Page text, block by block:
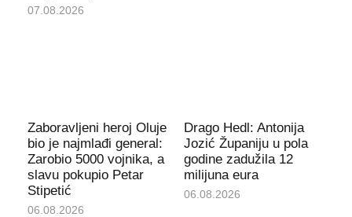
07.08.2026
Zaboravljeni heroj Oluje
bio je najmlađi general:
Zarobio 5000 vojnika, a
slavu pokupio Petar
Stipetić
06.08.2026
Drago Hedl: Antonija
Jozić Županiju u pola
godine zadužila 12
milijuna eura
06.08.2026